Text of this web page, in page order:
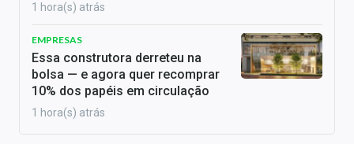
1 hora(s) atrás
EMPRESAS
Essa construtora derreteu na
bolsa — e agora quer recomprar
10% dos papéis em circulação
1 hora(s) atrás